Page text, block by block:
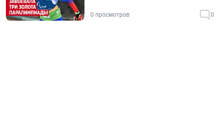
0 просмотров 0